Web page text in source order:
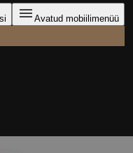
Avatud mobiilimenüü